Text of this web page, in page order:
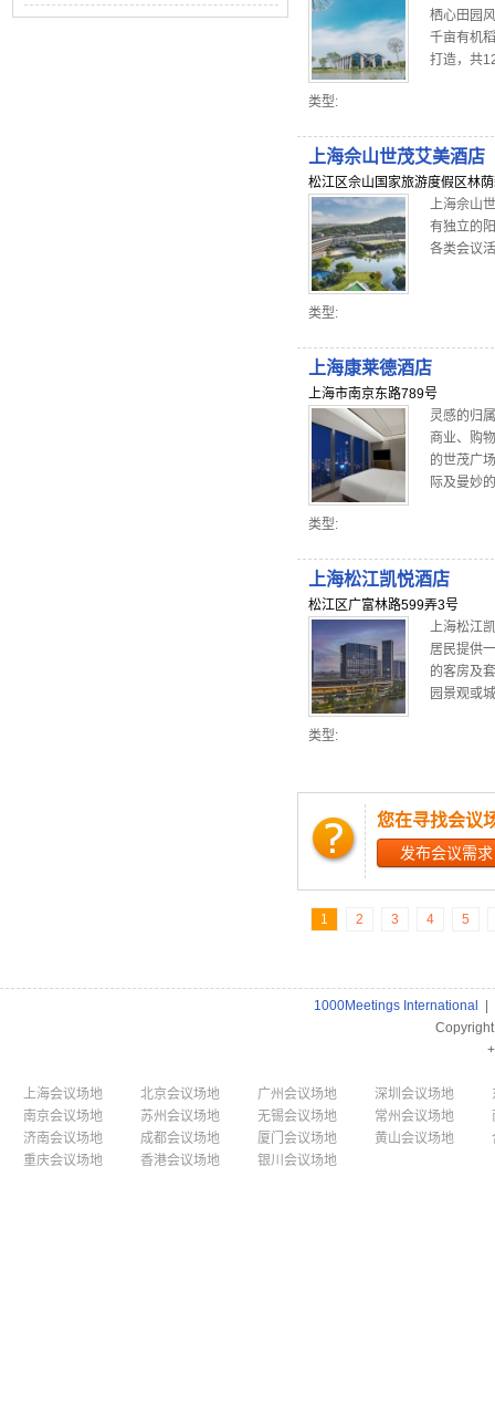
栖心田园
千亩有机
打造，共
类型:
上海佘山世茂艾美酒店
松江区佘山国家旅游度假区林
上海佘山
有独立的
各类会议
类型:
上海康莱德酒店
上海市南京东路789号
灵感的归
商业、购
的世茂广
际及曼妙
类型:
上海松江凯悦酒店
松江区广富林路599弄3号
上海松江
居民提供
的客房及
园景观或
类型:
您在寻找会议
发布会议需求
1 2 3 4 5
1000Meetings International
上海会议场地 北京会议场地 广州会议场地 深圳会议场地
南京会议场地
苏州会议场地 无锡会议场地 常州会议场地
济南会议场地
成都会议场地 厦门会议场地 黄山会议场地
重庆会议场地
香港会议场地 银川会议场地